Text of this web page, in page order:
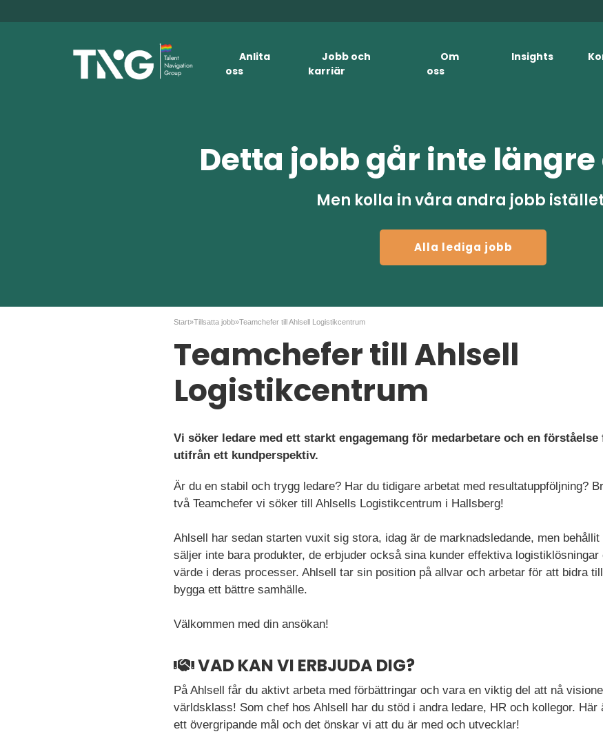
Anlita
oss
Jobb och
karriär
Om
oss
Insights
Detta jobb går inte
Men kolla in våra andra jobb
Alla lediga jobb
Start»Tillsatta jobb»Teamchefer till Ahlsell Logistikcentrum
Teamchefer till Ahlsell
Logistikcentrum
Vi söker ledare med ett starkt engagemang för medarbetare och en
utifrån ett kundperspektiv.
Är du en stabil och trygg ledare? Har du tidigare arbetat med resultatuppföljning?
två Teamchefer vi söker till Ahlsells Logistikcentrum i Hallsberg!
Ahlsell har sedan starten vuxit sig stora, idag är de marknadsledande, men
säljer inte bara produkter, de erbjuder också sina kunder effektiva
värde i deras processer. Ahlsell tar sin position på allvar och arbetar för att bidra
bygga ett bättre samhälle.
Välkommen med din ansökan!
VAD KAN VI ERBJUDA DIG?
På Ahlsell får du aktivt arbeta med förbättringar och vara en viktig del att nå
världsklass! Som chef hos Ahlsell har du stöd i andra ledare, HR och kollegor. Här
ett övergripande mål och det önskar vi att du är med och utvecklar!